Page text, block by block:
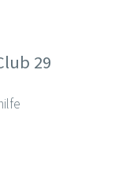
29